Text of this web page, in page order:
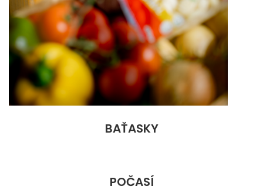
BAŤASKY
POČASÍ